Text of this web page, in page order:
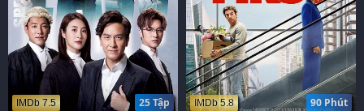
25 Tập
IMDb 7.5 90 Phút
IMDb 5.8